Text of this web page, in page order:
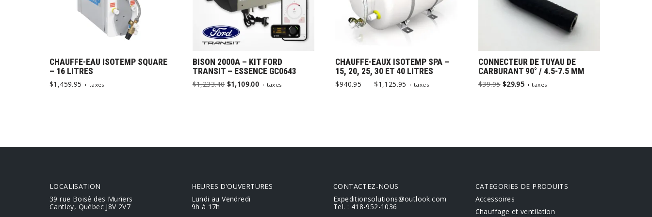
CHAUFFE-EAU ISOTEMP SQUARE
– 16 LITRES
$1,459.95 + taxes
BISON 2000A – KIT FORD
TRANSIT – ESSENCE GC0643
$1,233.40 $1,109.00 + taxes
CHAUFFE-EAUX ISOTEMP SPA –
15, 20, 25, 30 ET 40 LITRES
$940.95 – $1,125.95 + taxes
CONNECTEUR DE TUYAU DE
CARBURANT 90° / 4.5-7.5 MM
$39.95 $29.95 + taxes
LOCALISATION
39 rue Boisé des Muriers
Cantley, Québec J8V 2V7
HEURES D’OUVERTURES
Lundi au Vendredi
9h à 17h
CONTACTEZ-NOUS
Expeditionsolutions@outlook.com
Tel. : 418-952-1036
CATEGORIES DE PRODUITS
Accessoires
Chauffage et ventilation